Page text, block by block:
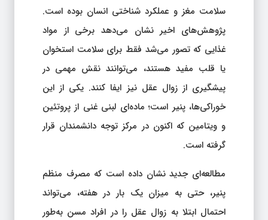
سلامت مغز و عملکرد شناختی انسان بوده است.
پژوهش‌های اخیر نشان می‌دهد برخی از مواد
غذایی که تصور می‌شد فقط برای سلامت استخوان
یا قلب مفید هستند، می‌توانند نقش مهمی در
پیشگیری از زوال عقل نیز ایفا کنند. یکی از این
خوراکی‌ها، پنیر است؛ ماده‌ای لبنی غنی از پروتئین
و ویتامین که اکنون در مرکز توجه دانشمندان قرار
گرفته است.
مطالعه‌ای جدید نشان داده است که مصرف منظم
پنیر، حتی به میزان یک بار در هفته، می‌تواند
احتمال ابتلا به زوال عقل را در افراد مسن به‌طور